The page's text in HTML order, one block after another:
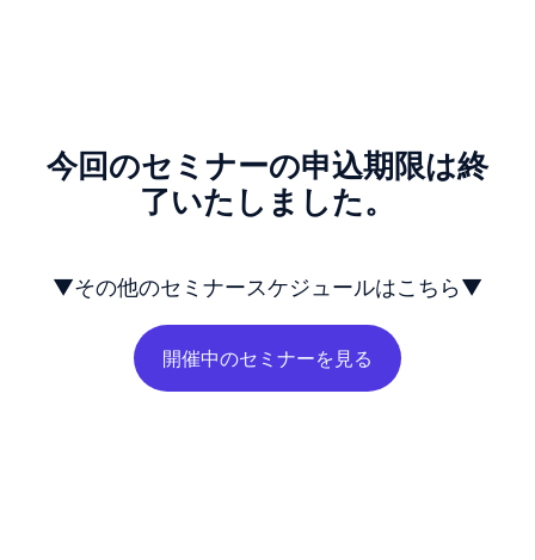
今回のセミナーの申込期限は終
了いたしました。
▼その他のセミナースケジュールはこちら▼
開催中のセミナーを見る